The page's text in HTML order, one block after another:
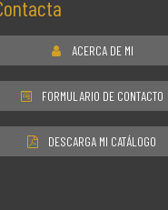
ACERCA DE MI
FORMULARIO DE CONTACTO
DESCARGA MI CATÁLOGO